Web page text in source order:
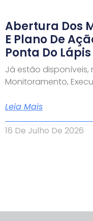
Abertura Dos
E Plano De
Ponta Do Lápis
Já estão disponíveis,
Monitoramento,
Leia Mais
16 De Julho De 2026